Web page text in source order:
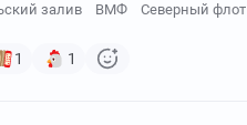
залив ВМФ Северный флот
1 1